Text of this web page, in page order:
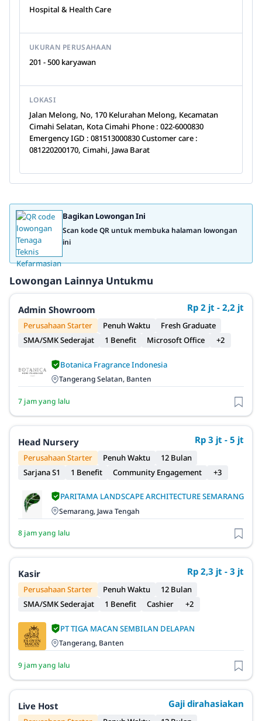
Hospital & Health Care
UKURAN PERUSAHAAN
201 - 500 karyawan
LOKASI
Jalan Melong, No, 170 Kelurahan Melong, Kecamatan
Cimahi Selatan, Kota Cimahi Phone : 022-6000830
Emergency IGD : 081513000830 Customer care :
081220200170, Cimahi, Jawa Barat
Bagikan Lowongan Ini
Scan kode QR untuk membuka halaman lowongan
ini
Lowongan Lainnya Untukmu
Admin Showroom Rp 2 jt - 2,2 jt
Perusahaan Starter Penuh Waktu
Fresh Graduate
SMA/SMK Sederajat
1 Benefit Microsoft Office +2
Botanica Fragrance Indonesia
Tangerang Selatan, Banten
7 jam yang lalu
Head Nursery Rp 3 jt - 5 jt
Perusahaan Starter Penuh Waktu
12 Bulan
Sarjana S1
1 Benefit Community Engagement +3
PARITAMA LANDSCAPE ARCHITECTURE SEMARANG
Semarang, Jawa Tengah
8 jam yang lalu
Kasir Rp 2,3 jt - 3 jt
Perusahaan Starter Penuh Waktu
12 Bulan
SMA/SMK Sederajat
1 Benefit Cashier +2
PT TIGA MACAN SEMBILAN DELAPAN
Tangerang, Banten
9 jam yang lalu
Live Host Gaji dirahasiakan